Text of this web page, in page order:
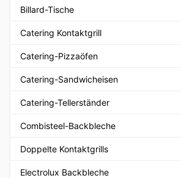
Billard-Tische
Catering Kontaktgrill
Catering-Pizzaöfen
Catering-Sandwicheisen
Catering-Tellerständer
Combisteel-Backbleche
Doppelte Kontaktgrills
Electrolux Backbleche